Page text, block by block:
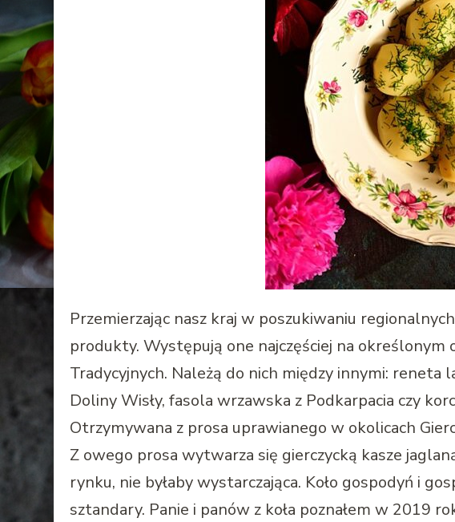
Przemierzając nasz kraj w poszukiwaniu
produkty. Występują one najczęściej na
Tradycyjnych. Należą do nich między innymi:
Doliny Wisły, fasola wrzawska z Podkarpacia czy
Otrzymywana z prosa uprawianego w okolicach
Z owego prosa wytwarza się gierczycką kasze
rynku, nie byłaby wystarczająca. Koło gospodyń i
sztandary. Panie i panów z koła poznałem w 2019